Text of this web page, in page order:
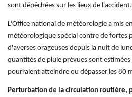
sont dépêchées sur les lieux de l'accident.
L'Office national de météorologie a mis
météorologique spécial contre de fortes
d'averses orageuses depuis la nuit de
quantités de pluie prévues sont
pourraient atteindre ou dépasser les 80
Perturbation de la circulation routière,